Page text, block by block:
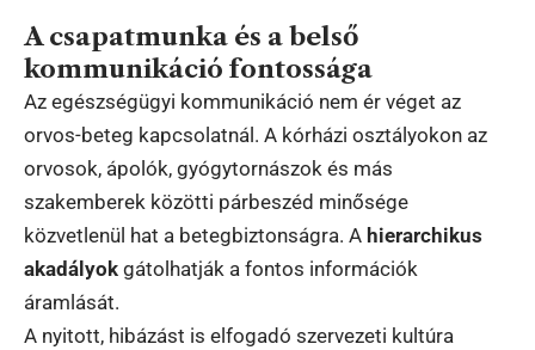
A csapatmunka és a belső
kommunikáció fontossága
Az egészségügyi kommunikáció nem ér véget az
orvos-beteg kapcsolatnál. A kórházi osztályokon az
orvosok, ápolók, gyógytornászok és más
szakemberek közötti párbeszéd minősége
közvetlenül hat a betegbiztonságra. A hierarchikus
akadályok gátolhatják a fontos információk
áramlását.
A nyitott, hibázást is elfogadó szervezeti kultúra